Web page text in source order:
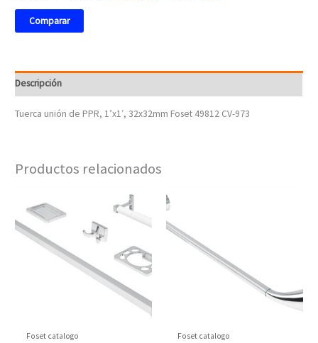
Comparar
Descripción
Tuerca unión de PPR, 1’x1′, 32x32mm Foset 49812 CV-973
Productos relacionados
Foset catalogo Foset catalogo